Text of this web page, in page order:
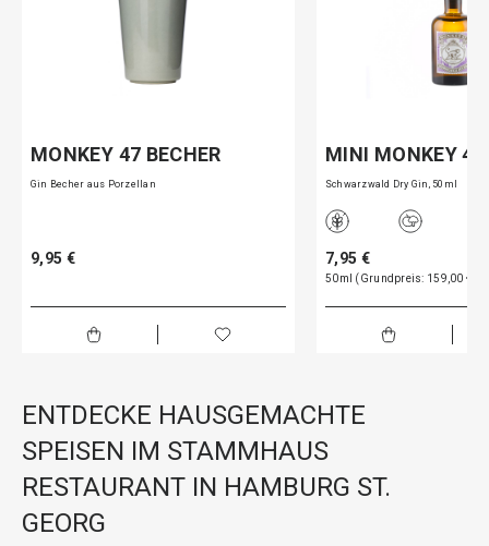
MONKEY 47 BECHER
Gin Becher aus Porzellan
9,95 €
MINI MONKEY 47
Schwarzwald Dry Gin, 50ml
7,95 €
50ml (Grundpreis: 159,00 €
ENTDECKE HAUSGEMACHTE
SPEISEN IM STAMMHAUS
RESTAURANT IN HAMBURG ST.
GEORG